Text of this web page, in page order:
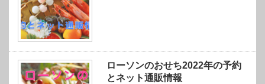
ローソンのおせち2022年の予約
とネット通販情報